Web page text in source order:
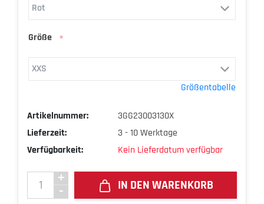
Größe *
Größentabelle
Artikelnummer:
3GG23003130X
Lieferzeit:
3 - 10 Werktage
Verfügbarkeit:
Kein Lieferdatum verfügbar
IN DEN WARENKORB